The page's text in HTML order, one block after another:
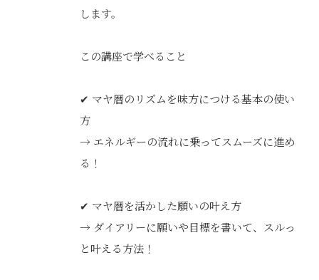
します。
この講座で学べること
✔ マヤ暦のリズムを味方につける基本の使い
方
→ エネルギーの流れに乗ってスムーズに進め
る！
✔ マヤ暦を活かした願いの叶え方
→ ダイアリーに願いや目標を書いて、スルっ
と叶える方法！